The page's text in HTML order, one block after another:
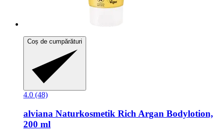
Coș de cumpărături
4.0 (48)
alviana Naturkosmetik Rich Argan Bodylotion,
200 ml